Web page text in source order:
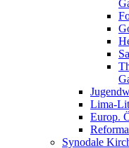
Lima-
Europ.
Synodale